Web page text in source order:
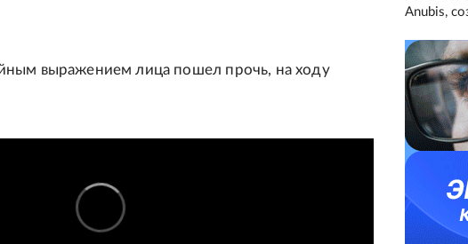
выражением лица пошел прочь, на ходу
Anubis,